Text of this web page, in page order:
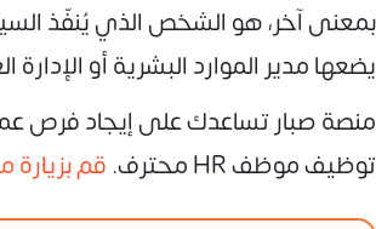
بمعنى آخر، هو الشخص الذي يُنفّذ
يضعها مدير الموارد البشرية أو الإدارة
توظيف موظف HR محترف.
قم بزيارة